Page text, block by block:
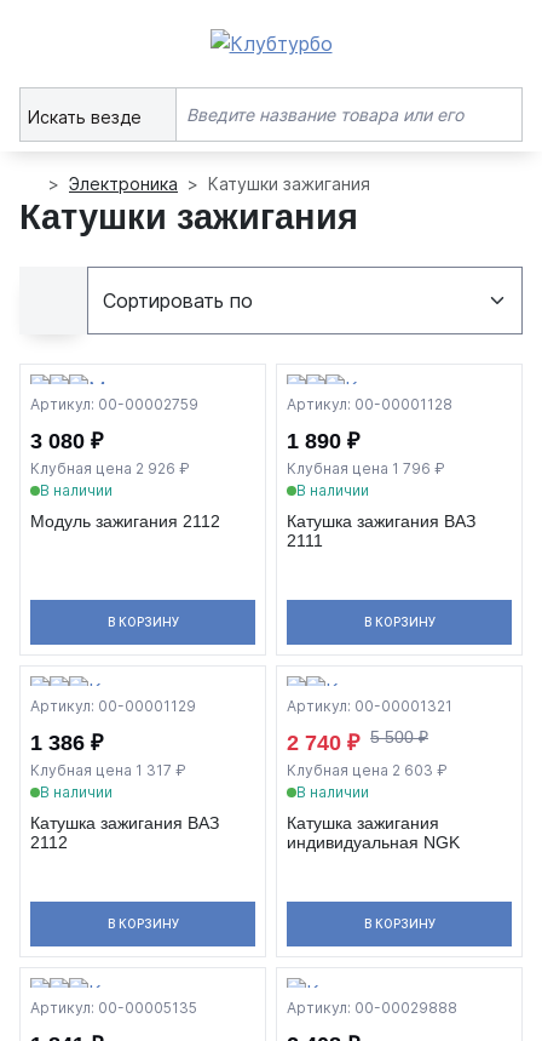
Искать везде
Электроника Катушки зажигания
Катушки зажигания
Артикул: 00-00002759
3 080 ₽
Клубная цена 2 926 ₽
В наличии
Модуль зажигания 2112
В КОРЗИНУ
Артикул: 00-00001128
1 890 ₽
Клубная цена 1 796 ₽
В наличии
Катушка зажигания ВАЗ
2111
В КОРЗИНУ
Артикул: 00-00001129
1 386 ₽
Клубная цена 1 317 ₽
В наличии
Катушка зажигания ВАЗ
2112
В КОРЗИНУ
Артикул: 00-00001321
2 740 ₽ 5 500 ₽
Клубная цена 2 603 ₽
В наличии
Катушка зажигания
индивидуальная NGK
В КОРЗИНУ
Артикул: 00-00005135 Артикул: 00-00029888